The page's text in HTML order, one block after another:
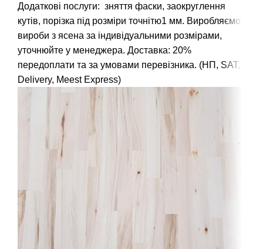
Додаткові послуги: зняття фаски, заокруглення
кутів, порізка під розміри точнітю1 мм. Виробляємо
вироби з ясена за індивідуальними розмірами,
уточнюйте у менеджера. Доставка: 20%
передоплати та за умовами перевізника. (НП, SAT,
Delivery, Meest Express)